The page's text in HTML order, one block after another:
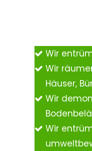
Wir
Wir
Häuser,
Wir
Wir